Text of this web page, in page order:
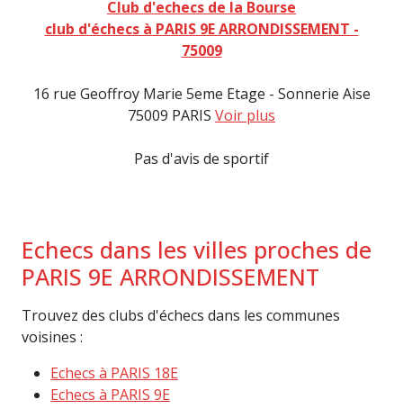
Club d'echecs de la Bourse
club d'échecs à PARIS 9E ARRONDISSEMENT -
75009
16 rue Geoffroy Marie 5eme Etage - Sonnerie Aise
75009 PARIS Voir plus
Pas d'avis de sportif
Echecs dans les villes proches de
PARIS 9E ARRONDISSEMENT
Trouvez des clubs d'échecs dans les communes
voisines :
Echecs à PARIS 18E
Echecs à PARIS 9E